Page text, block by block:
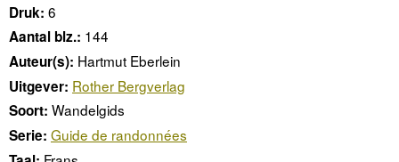
Druk: 6
Aantal blz.: 144
Auteur(s): Hartmut Eberlein
Uitgever: Rother Bergverlag
Soort: Wandelgids
Serie: Guide de randonnées